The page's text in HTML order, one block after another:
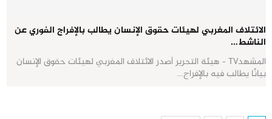
الائتلاف المغربي لهيئات حقوق الإنسان يطالب بالإفراج الفوري عن
الناشط…
المشهدTV - هيئة التحرير أصدر الائتلاف المغربي لهيئات حقوق الإنسان
بيانًا يطالب فيه بالإفراج…